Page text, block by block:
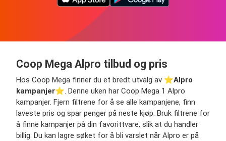
Coop Mega Alpro tilbud og pris
Hos Coop Mega finner du et bredt utvalg av ⭐️Alpro
kampanjer⭐️. Denne uken har Coop Mega 1 Alpro
kampanjer. Fjern filtrene for å se alle kampanjene, finn
laveste pris og spar penger på neste kjøp. Bruk filtrene for
å finne kampanjer på din favorittvare, slik at du handler
billig. Du kan lagre søket for å bli varslet når Alpro er på